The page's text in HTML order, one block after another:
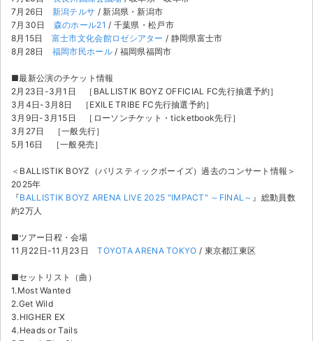
チケットジャム利用規約
プライバシーポリシー
7月26日 新潟テルサ / 新潟県・新潟市
7月30日 森のホール21 / 千葉県・松戸市
8月15日 富士市文化会館ロゼシアター / 静岡県富士市
8月28日 福岡市民ホール/ 福岡県福岡市
■最新公演のチケット情報
2月23日-3月1日 ［BALLISTIK BOYZ OFFICIAL FC先行抽選予約］
3月4日-3月8日 ［EXILE TRIBE FC先行抽選予約］
3月9日-3月15日 ［ローソンチケット・ticketbook先行］
3月27日 ［一般先行］
5月16日 ［一般発売］
＜BALLISTIK BOYZ（バリスティックボーイズ）過去のコンサート情報＞
2025年
『BALLISTIK BOYZ ARENA LIVE 2025 "IMPACT" ～FINAL～ 』総動員数
約2万人
■ツアー日程・会場
11月22日-11月23日TOYOTA ARENA TOKYO / 東京都江東区
■セットリスト（曲）
1.Most Wanted
2.Get Wild
3.HIGHER EX
4.Heads or Tails